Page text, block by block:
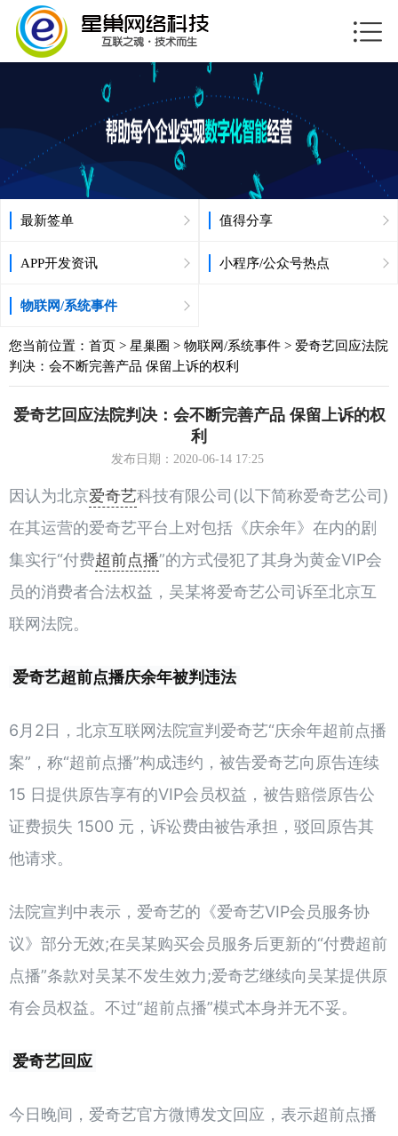
最新签单 值得分享
APP开发资讯 小程序/公众号热点
物联网/系统事件
您当前位置： 首页 > 星巢圈 > 物联网/系统事件 > 爱奇艺回应法院
判决：会不断完善产品 保留上诉的权利
爱奇艺回应法院判决：会不断完善产品 保留上诉的权
利
发布日期：2020-06-14 17:25
因认为北京爱奇艺科技有限公司(以下简称爱奇艺公司)
在其运营的爱奇艺平台上对包括《庆余年》在内的剧
集实行“付费超前点播”的方式侵犯了其身为黄金VIP会
员的消费者合法权益，吴某将爱奇艺公司诉至北京互
联网法院。
爱奇艺超前点播庆余年被判违法
6月2日，北京互联网法院宣判爱奇艺“庆余年超前点播
案”，称“超前点播”构成违约，被告爱奇艺向原告连续
15 日提供原告享有的VIP会员权益，被告赔偿原告公
证费损失 1500 元，诉讼费由被告承担，驳回原告其
他请求。
法院宣判中表示，爱奇艺的《爱奇艺VIP会员服务协
议》部分无效;在吴某购买会员服务后更新的“付费超前
点播”条款对吴某不发生效力;爱奇艺继续向吴某提供原
有会员权益。不过“超前点播”模式本身并无不妥。
爱奇艺回应
今日晚间，爱奇艺官方微博发文回应，表示超前点播